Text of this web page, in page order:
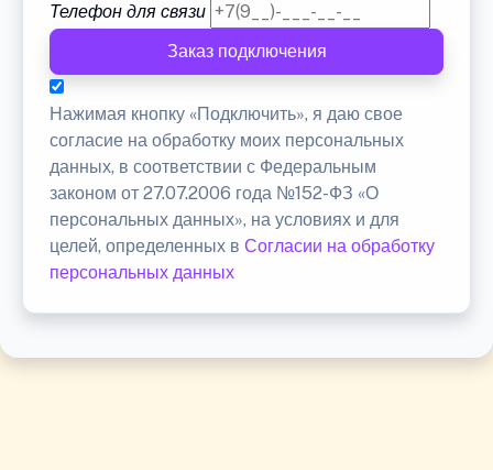
Телефон для связи
Заказ подключения
Нажимая кнопку «Подключить», я даю свое
согласие на обработку моих персональных
данных, в соответствии с Федеральным
законом от 27.07.2006 года №152-ФЗ «О
персональных данных», на условиях и для
целей, определенных в Согласии на обработку
персональных данных